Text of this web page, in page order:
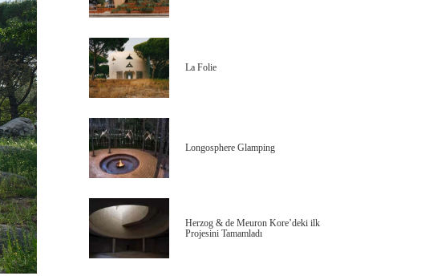
La Folie
Longosphere Glamping
Herzog & de Meuron Kore’deki ilk
Projesini Tamamladı